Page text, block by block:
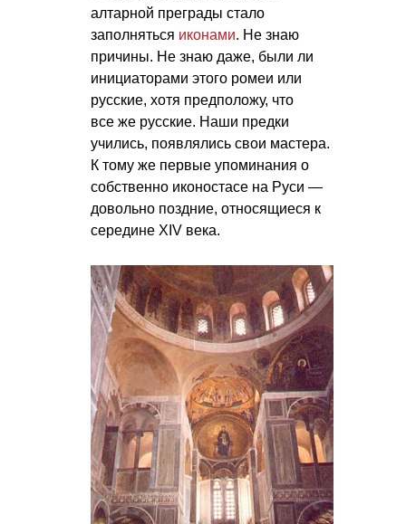
алтарной преграды стало
заполняться иконами. Не знаю
причины. Не знаю даже, были ли
инициаторами этого ромеи или
русские, хотя предположу, что
все же русские. Наши предки
учились, появлялись свои мастера.
К тому же первые упоминания о
собственно иконостасе на Руси —
довольно поздние, относящиеся к
середине XIV века.